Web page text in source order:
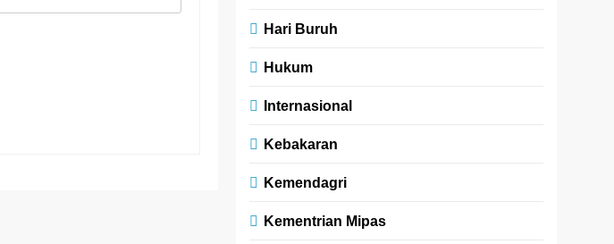
Hari Buruh
Hukum
Internasional
Kebakaran
Kemendagri
Kementrian Mipas